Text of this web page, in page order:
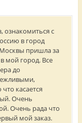
ознакомиться с
в город
пришла за
мой город. Все
до
касается
Очень
Очень рада что
мой заказ.